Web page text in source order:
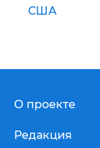
США
О проекте
Редакция